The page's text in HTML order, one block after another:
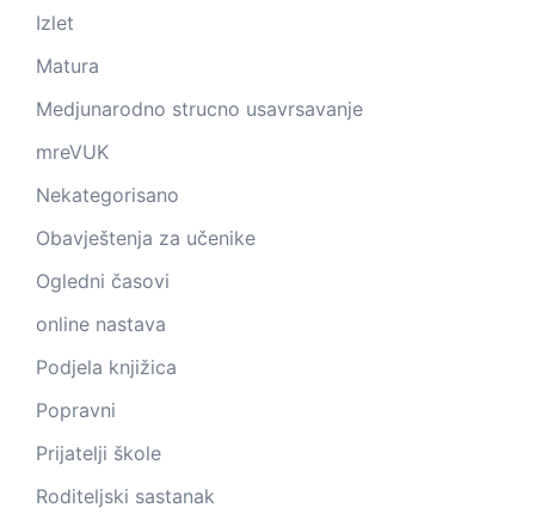
Izlet
Matura
Medjunarodno strucno usavrsavanje
mreVUK
Nekategorisano
Obavještenja za učenike
Ogledni časovi
online nastava
Podjela knjižica
Popravni
Prijatelji škole
Roditeljski sastanak